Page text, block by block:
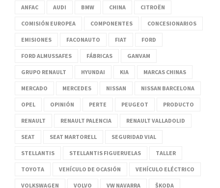
ANFAC AUDI BMW CHINA CITROËN
COMISIÓN EUROPEA COMPONENTES CONCESIONARIOS
EMISIONES FACONAUTO FIAT FORD
FORD ALMUSSAFES FÁBRICAS GANVAM
GRUPO RENAULT HYUNDAI KIA MARCAS CHINAS
MERCADO MERCEDES NISSAN NISSAN BARCELONA
OPEL OPINIÓN PERTE PEUGEOT PRODUCTO
RENAULT RENAULT PALENCIA RENAULT VALLADOLID
SEAT SEAT MARTORELL SEGURIDAD VIAL
STELLANTIS STELLANTIS FIGUERUELAS TALLER
TOYOTA VEHÍCULO DE OCASIÓN VEHÍCULO ELÉCTRICO
VOLKSWAGEN VOLVO VW NAVARRA ŠKODA